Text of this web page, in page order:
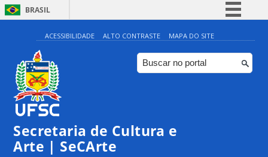
BRASIL
Simplifique!
Comunica BR
Participe
ACESSIBILIDADE ALTO CONTRASTE MAPA DO SITE
Secretaria de Cultura e
Arte | SeCArte
0:00
1:00